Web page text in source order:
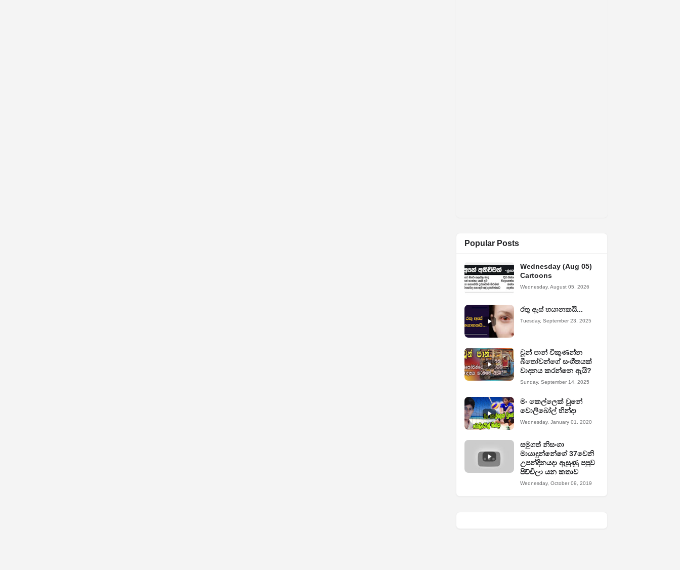
Popular Posts
Wednesday (Aug 05)
Cartoons
Wednesday, August 05, 2026
රතු ඇස් භයානකයි...
Tuesday, September 23, 2025
චූන් පාන් විකුණන්න
බීතෝවන්ගේ සංගීතයක්
වාදනය කරන්නෙ ඇයි?
Sunday, September 14, 2025
මං කෙල්ලෙක් වුනේ
වොලිබෝල් හින්දා
Wednesday, January 01, 2020
සමුගත් නිසංගා
මායාදුන්නේගේ 37වෙනි
උපන්දිනයදා ඇසුණු පපුව
පිච්චිලා යන කතාව
Wednesday, October 09, 2019